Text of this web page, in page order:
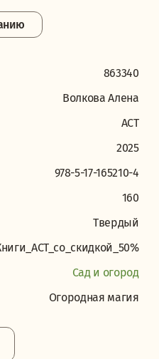
863340
Волкова Алена
АСТ
2025
978-5-17-165210-4
160
Твердый
Сад и огород
Огородная магия